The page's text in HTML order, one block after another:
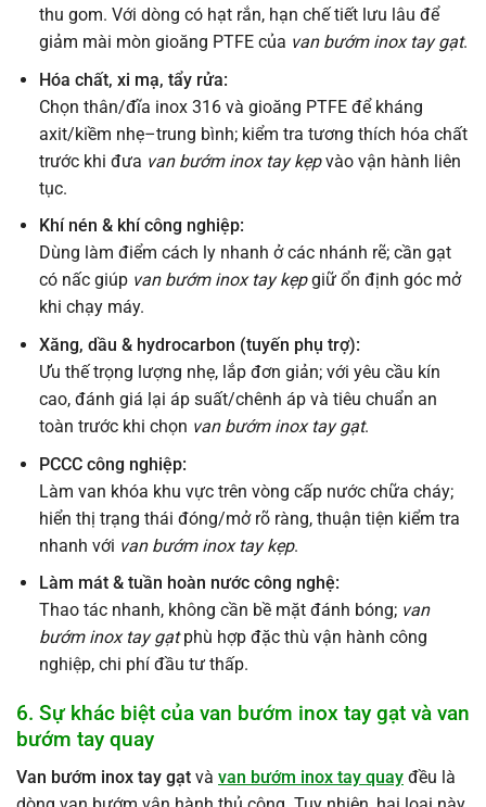
thu gom. Với dòng có hạt rắn, hạn chế tiết lưu lâu để
giảm mài mòn gioăng PTFE của van bướm inox tay gạt.
Hóa chất, xi mạ, tẩy rửa:
Chọn thân/đĩa inox 316 và gioăng PTFE để kháng
axit/kiềm nhẹ–trung bình; kiểm tra tương thích hóa chất
trước khi đưa van bướm inox tay kẹpvào vận hành liên
tục.
Khí nén & khí công nghiệp:
Dùng làm điểm cách ly nhanh ở các nhánh rẽ; cần gạt
có nấc giúp van bướm inox tay kẹpgiữ ổn định góc mở
khi chạy máy.
Xăng, dầu & hydrocarbon (tuyến phụ trợ):
Ưu thế trọng lượng nhẹ, lắp đơn giản; với yêu cầu kín
cao, đánh giá lại áp suất/chênh áp và tiêu chuẩn an
toàn trước khi chọn van bướm inox tay gạt.
PCCC công nghiệp:
Làm van khóa khu vực trên vòng cấp nước chữa cháy;
hiển thị trạng thái đóng/mở rõ ràng, thuận tiện kiểm tra
nhanh với van bướm inox tay kẹp.
Làm mát & tuần hoàn nước công nghệ:
Thao tác nhanh, không cần bề mặt đánh bóng; van
bướm inox tay gạtphù hợp đặc thù vận hành công
nghiệp, chi phí đầu tư thấp.
6. Sự khác biệt của van bướm inox tay gạt và van
bướm tay quay
Van bướm inox tay gạt và van bướm inox tay quay đều là